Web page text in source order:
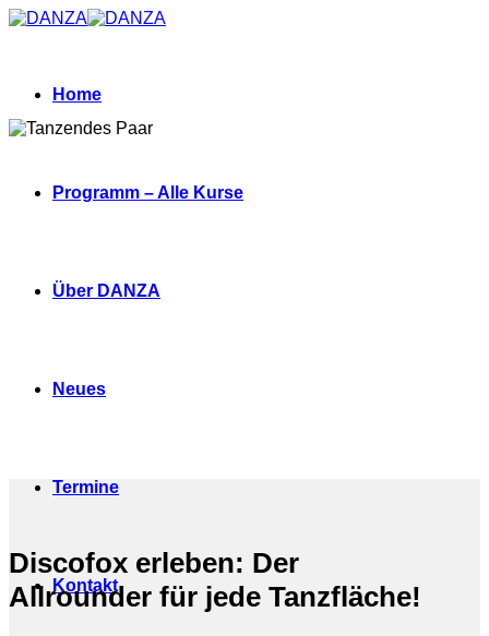
Zum
Home
Programm – Alle Kurse
Über DANZA
Neues
Termine
Kontakt
Discofox erleben: Der
Allrounder für jede Tanzfläche!